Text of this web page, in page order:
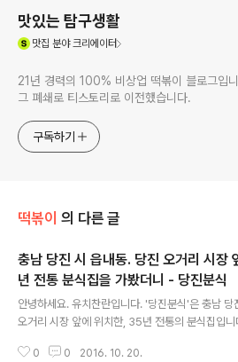
맛있는 탐구생활
맛집 분야 크리에이터
21년 경력의 100% 비상업 떡볶이 블로그입
그 폐쇄로 티스토리로 이전했습니다.
구독하기
떡볶이 의 다른 글
충남 당진 시 읍내동. 당진 오거리 시장
년 전통 분식집을 가봤더니 - 당진분식
안녕하세요. 유치찬란입니다. '당진분식'은 충남 당
오거리 시장 앞에 위치한, 35년 전통의 분식집입니
일 방문하다. 당진 시 구 터미널 인근 시장 오거리 앞
0 0 2016. 10. 20.